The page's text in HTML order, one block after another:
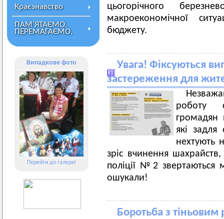
Краєзнавство
ПАМ’ЯТАЄМО.
ПЕРЕМАГАЄМО.
Випадкове фото
Перейти до галереї
цьогорічного
макроекономічної
бюджету.
Увага! Фіксуються
застереження для
роботу
громадян
які
нехтують
зріс вчинення
поліції №2 звертаються
ошукали!
Боротьба з